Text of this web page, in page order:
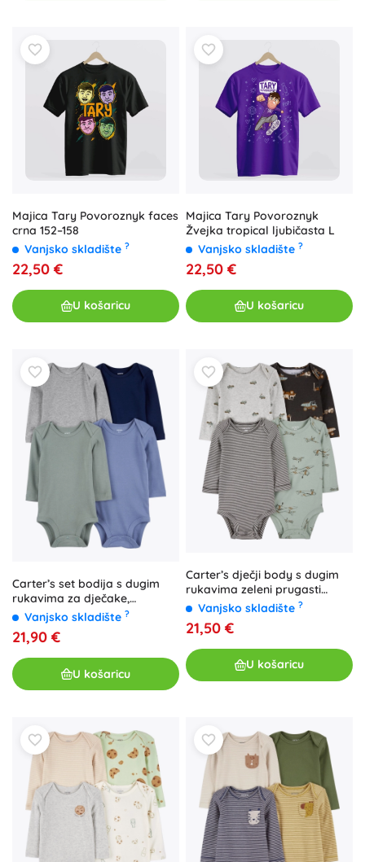
Majica Tary Povoroznyk faces
crna 152–158
Vanjsko skladište ?
22,50 €
U košaricu
Majica Tary Povoroznyk
Žvejka tropical ljubičasta L
Vanjsko skladište ?
22,50 €
U košaricu
Carter’s set bodija s dugim
rukavima za dječake,
plava/zelena/siva, 4 kom, vel.
Vanjsko skladište ?
21,90 €
U košaricu
Carter’s dječji body s dugim
rukavima zeleni prugasti
Avion, 4 kom, vel. 56
Vanjsko skladište ?
21,50 €
U košaricu